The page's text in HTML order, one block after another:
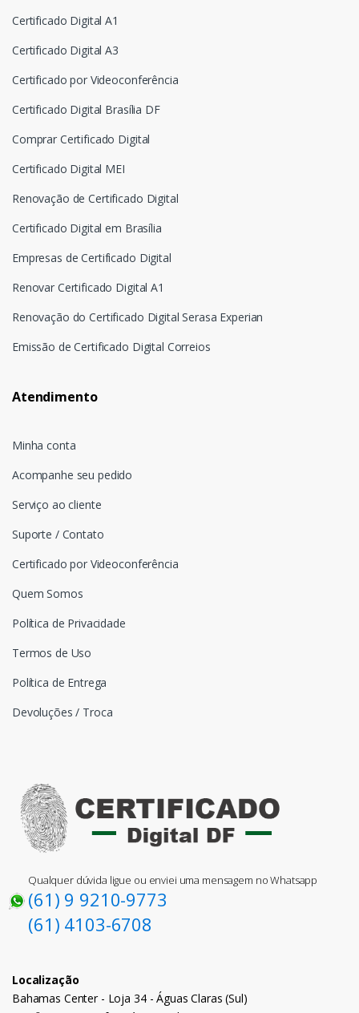
Certificado Digital A1
Certificado Digital A3
Certificado por Videoconferência
Certificado Digital Brasília DF
Comprar Certificado Digital
Certificado Digital MEI
Renovação de Certificado Digital
Certificado Digital em Brasília
Empresas de Certificado Digital
Renovar Certificado Digital A1
Renovação do Certificado Digital Serasa Experian
Emissão de Certificado Digital Correios
Atendimento
Minha conta
Acompanhe seu pedido
Serviço ao cliente
Suporte / Contato
Certificado por Videoconferência
Quem Somos
Política de Privacidade
Termos de Uso
Política de Entrega
Devoluções / Troca
Qualquer dúvida ligue ou enviei uma mensagem no Whatsapp
(61) 9 9210-9773
(61) 4103-6708
Localização
Bahamas Center - Loja 34 - Águas Claras (Sul)